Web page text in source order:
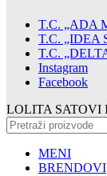
T.C. „ADA
T.C. „IDEA
T.C.
Instagram
Facebook
LOLITA SATOVI
MENI
BRENDOVI